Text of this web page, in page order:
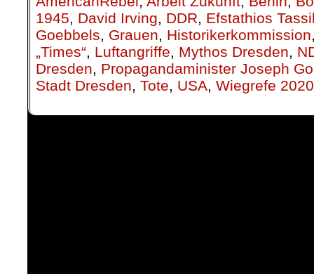
1945, David Irving, DDR, Efstathios
Goebbels, Grauen, Historikerkommission
„Times“, Luftangriffe, Mythos Dresden,
Dresden, Propagandaminister Joseph
Stadt Dresden, Tote, USA, Wiegrefe 2020